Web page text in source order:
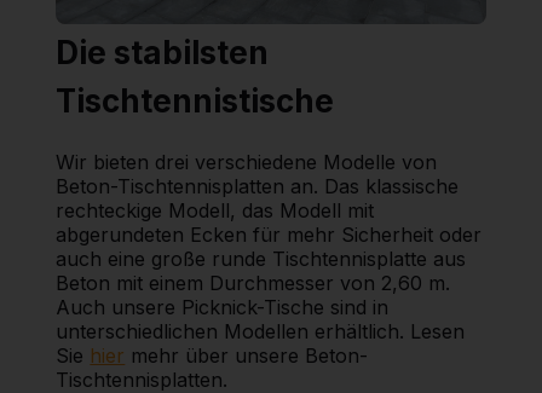
Die stabilsten
Tischtennistische
Wir bieten drei verschiedene Modelle von
Beton-Tischtennisplatten an. Das klassische
rechteckige Modell, das Modell mit
abgerundeten Ecken für mehr Sicherheit oder
auch eine große runde Tischtennisplatte aus
Beton mit einem Durchmesser von 2,60 m.
Auch unsere Picknick-Tische sind in
unterschiedlichen Modellen erhältlich. Lesen
Sie hier mehr über unsere Beton-
Tischtennisplatten.